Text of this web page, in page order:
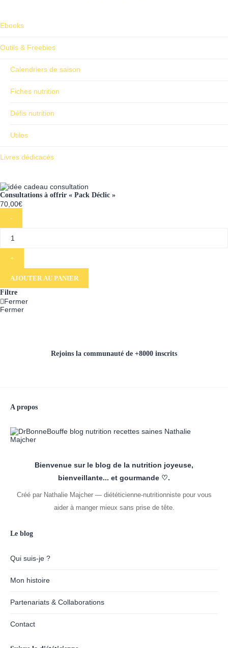
Ebooks
Outils & Freebies
Calendriers de saison
Fiches nutrition
Défis nutrition
Utiles
Livres dédicacés
Consultations à offrir « Pack Déclic »
70,00€
AJOUTER AU PANIER
Filtre
Fermer
Fermer
Rejoins la communauté de +8000 inscrits
A propos
Bienvenue sur le blog de la nutrition joyeuse,
bienveillante... et gourmande ♡.
Créé par Nathalie Majcher — diététicienne-nutritionniste pour vous
aider à manger mieux sans prise de tête.
Le blog
Qui suis-je ?
Mon histoire
Partenariats & Collaborations
Contact